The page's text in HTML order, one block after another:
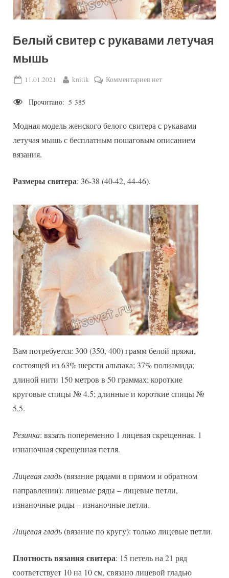
Белый свитер с рукавами летучая
мышь
Posted
11.01.2021 By
knitik Комментариевк
с
рукавами
нет
Прочитано: 5 385
Модная модель женского белого свитера с рукавами
летучая мышь с бесплатным пошаговым описанием
вязания.
Размеры свитера: 36-38 (40-42, 44-46).
Вам потребуется: 300 (350, 400) грамм белой пряжи,
состоящей из 63% шерсти альпака; 37% полиамида;
длиной нити 150 метров в 50 граммах; короткие
круговые спицы № 4.5; длинные и короткие спицы №
5,5.
Резинка: вязать попеременно 1 лицевая скрещенная. 1
изнаночная скрещенная петля.
Лицевая гладь(вязание рядами в прямом и обратном
направлении): лицевые ряды – лицевые петли,
изнаночные ряды – изнаночные петли.
Лицевая гладь(вязание по кругу): только лицевые петли.
Плотность вязания свитера: 15 петель на 21 ряд
соответствует 10 на 10 см, связано лицевой гладью